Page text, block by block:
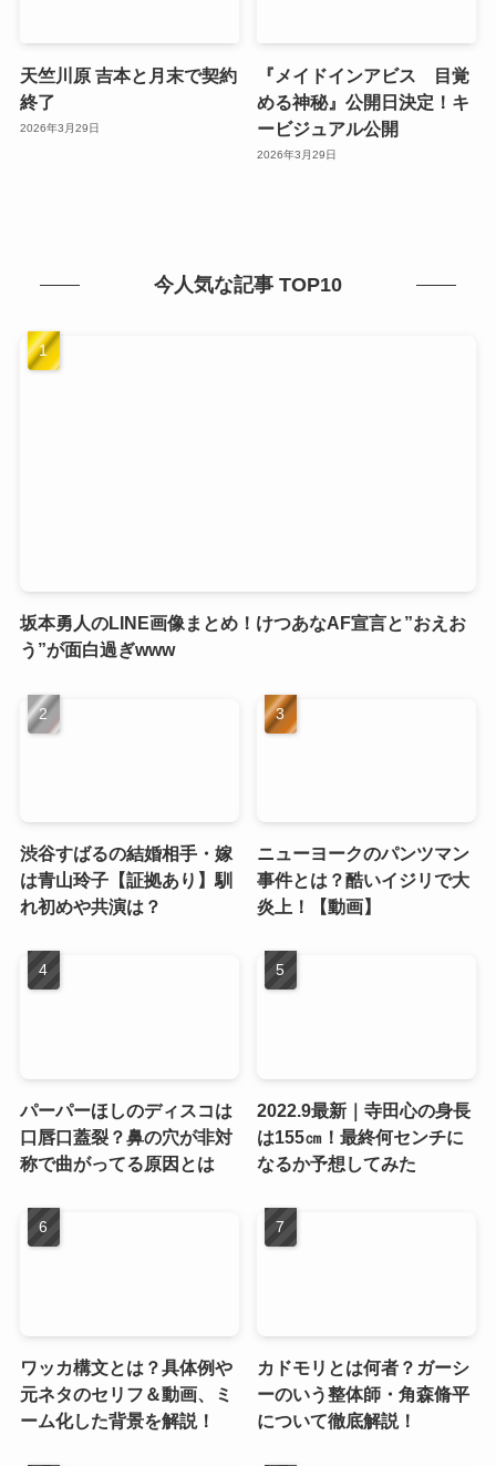
天竺川原 吉本と月末で契約
終了
2026年3月29日
『メイドインアビス 目覚
める神秘』公開日決定！キ
ービジュアル公開
2026年3月29日
今人気な記事 TOP10
坂本勇人のLINE画像まとめ！けつあなAF宣言と”おえお
う”が面白過ぎwww
渋谷すばるの結婚相手・嫁
は青山玲子【証拠あり】馴
れ初めや共演は？
ニューヨークのパンツマン
事件とは？酷いイジリで大
炎上！【動画】
パーパーほしのディスコは
口唇口蓋裂？鼻の穴が非対
称で曲がってる原因とは
2022.9最新｜寺田心の身長
は155㎝！最終何センチに
なるか予想してみた
ワッカ構文とは？具体例や
元ネタのセリフ＆動画、ミ
ーム化した背景を解説！
カドモリとは何者？ガーシ
ーのいう整体師・角森脩平
について徹底解説！